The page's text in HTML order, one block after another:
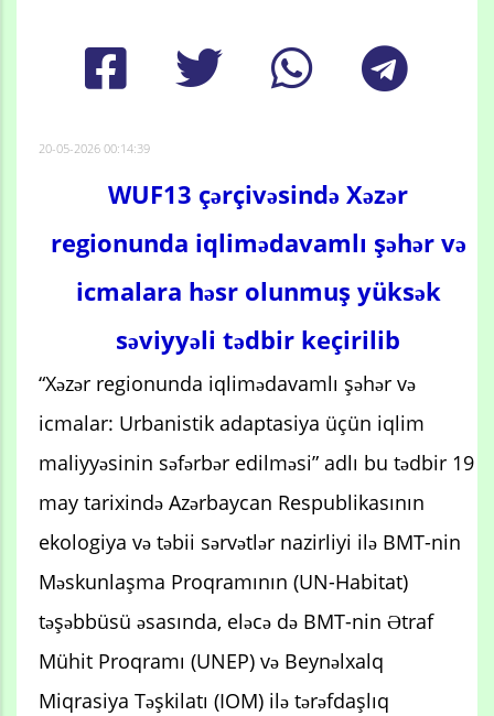
20-05-2026 00:14:39
WUF13 çərçivəsində Xəzər
regionunda iqlimədavamlı şəhər və
icmalara həsr olunmuş yüksək
səviyyəli tədbir keçirilib
“Xəzər regionunda iqlimədavamlı şəhər və
icmalar: Urbanistik adaptasiya üçün iqlim
maliyyəsinin səfərbər edilməsi” adlı bu tədbir 19
may tarixində Azərbaycan Respublikasının
ekologiya və təbii sərvətlər nazirliyi ilə BMT-nin
Məskunlaşma Proqramının (UN-Habitat)
təşəbbüsü əsasında, eləcə də BMT-nin Ətraf
Mühit Proqramı (UNEP) və Beynəlxalq
Miqrasiya Təşkilatı (IOM) ilə tərəfdaşlıq